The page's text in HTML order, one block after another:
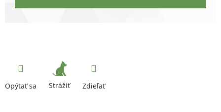
Opýtať sa Strážiť Zdieľať